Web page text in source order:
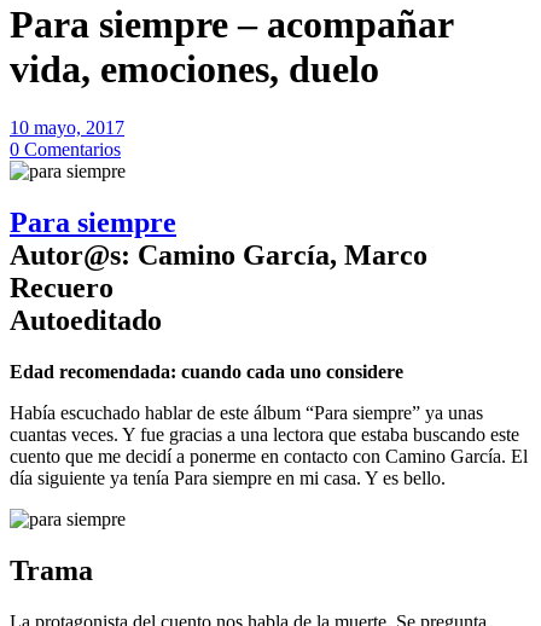
Para siempre – acompañar
vida, emociones, duelo
10 mayo, 2017
0 Comentarios
Para siempre
Autor@s: Camino García, Marco
Recuero
Autoeditado
Edad recomendada: cuando cada uno considere
Había escuchado hablar de este álbum “Para siempre” ya unas
cuantas veces. Y fue gracias a una lectora que estaba buscando este
cuento que me decidí a ponerme en contacto con Camino García. El
día siguiente ya tenía Para siempre en mi casa. Y es bello.
Trama
La protagonista del cuento nos habla de la muerte. Se pregunta